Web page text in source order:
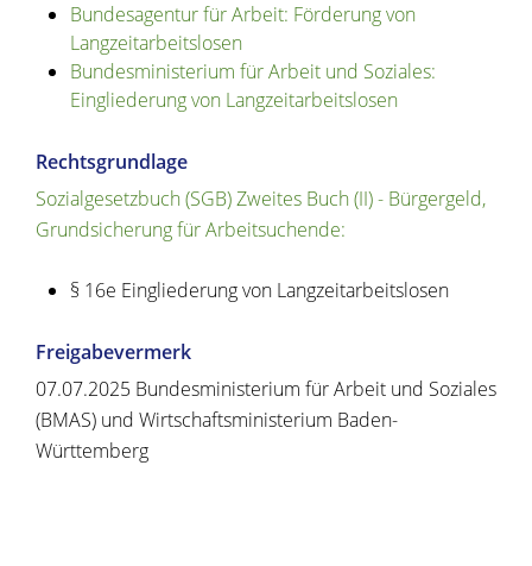
Bundesagentur für Arbeit: Förderung von
Langzeitarbeitslosen
Bundesministerium für Arbeit und Soziales:
Eingliederung von Langzeitarbeitslosen
Rechtsgrundlage
Sozialgesetzbuch (SGB) Zweites Buch (II) - Bürgergeld,
Grundsicherung für Arbeitsuchende:
§ 16e Eingliederung von Langzeitarbeitslosen
Freigabevermerk
07.07.2025 Bundesministerium für Arbeit und Soziales
(BMAS) und Wirtschaftsministerium Baden-
Württemberg